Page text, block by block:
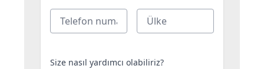
Size nasıl yardımcı olabiliriz?